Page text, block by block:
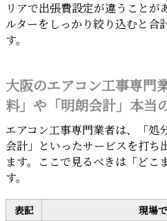
リアで出張費設定が違うことが
ルターをしっかり絞り込むと合
す。
大阪のエアコン工事専門
料」や「明朗会計」本当
エアコン工事専門業者は、「処
会計」といったサービスを打ち
ます。ここで見るべきは「どこ
す。
表記 現場